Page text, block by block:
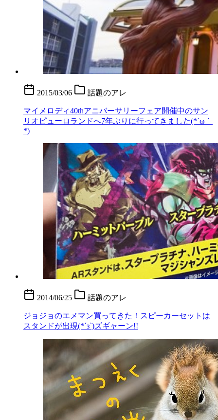
2015/03/06 話題のアレ
マイメロディ40thアニバーサリーフェア開催中のサン
リオピューロランドへ7年ぶりに行ってきました(*´ω｀
*)
2014/06/25 話題のアレ
ジョジョのエメマン買ってきた！スピーカーセットは
スタンドが出現(*´з`)ズギャーン!!